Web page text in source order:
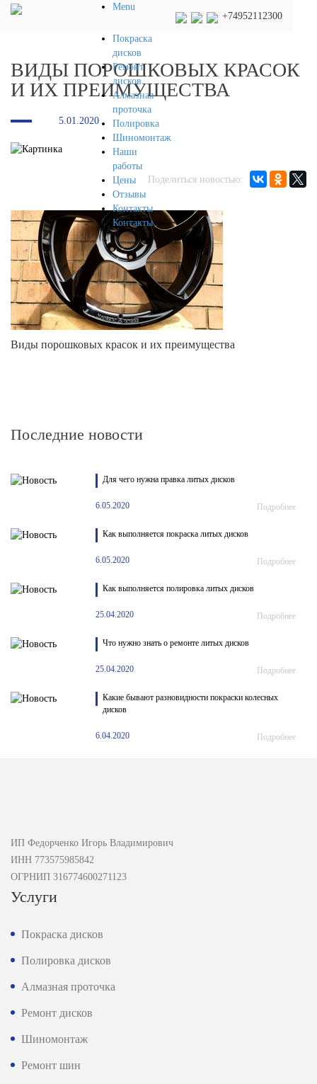
Menu
Покраска
дисков
Ремонт
дисков
Алмазная
проточка
Полировка
Шиномонтаж
Наши
работы
Цены
Отзывы
Контакты
Контакты
+74952112300
ВИДЫ ПОРОШКОВЫХ КРАСОК
И ИХ ПРЕИМУЩЕСТВА
5.01.2020
Поделиться новостью:
Виды порошковых красок и их преимущества
Последние новости
Для чего нужна правка литых дисков
6.05.2020 Подробнее
Как выполняется покраска литых дисков
6.05.2020 Подробнее
Как выполняется полировка литых дисков
25.04.2020 Подробнее
Что нужно знать о ремонте литых дисков
25.04.2020 Подробнее
Какие бывают разновидности покраски колесных
дисков
6.04.2020 Подробнее
ИП Федорченко Игорь Владимирович
ИНН 773575985842
ОГРНИП 316774600271123
Услуги
Покраска дисков
Полировка дисков
Алмазная проточка
Ремонт дисков
Шиномонтаж
Ремонт шин